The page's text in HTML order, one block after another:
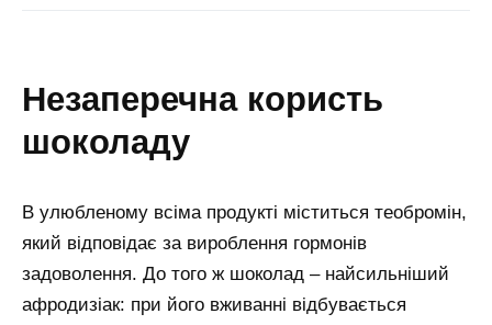
незаперечна користь
шоколаду
В улюбленому всіма продукті міститься теобромін,
який відповідає за вироблення гормонів
задоволення. До того ж шоколад – найсильніший
афродизіак: при його вживанні відбувається